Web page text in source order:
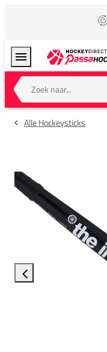
Zoek naar...
Alle Hockeysticks